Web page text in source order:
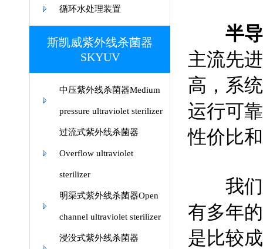
循环水处理装置
斯凯威紫外线杀菌器
SKYUV
中压紫外线杀菌器Medium
pressure ultraviolet sterilizer
过流式紫外线杀菌器
Overflow ultraviolet
sterilizer
明渠式紫外线杀菌器Open
channel ultraviolet sterilizer
浸没式紫外线杀菌器
半
主流先
高，系
运行可
性价比
我们
有多年
是比较